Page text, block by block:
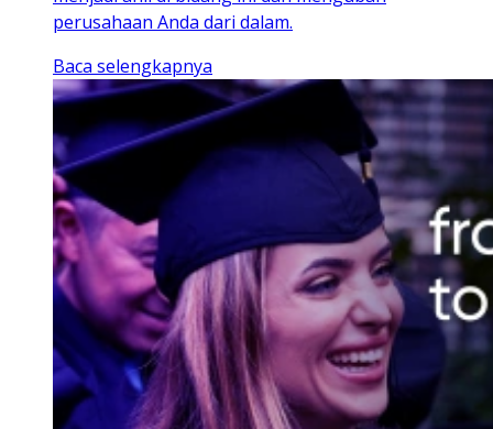
perusahaan Anda dari dalam.
Baca selengkapnya